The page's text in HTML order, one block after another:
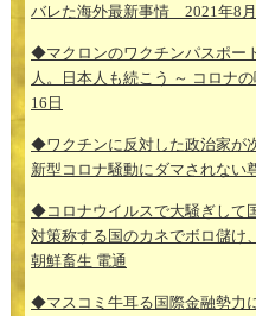
バレた海外最新事情 2021年8
◆マクロンのワクチンパスポー
人。日本人も続こう ～ コロナ
16日
◆ワクチンに反対した政治家が
新型コロナ騒動にダマされない
◆コロナウイルスで大騒ぎして
対策称する国のカネでボロ儲け
朝鮮畜生 電通
◆マスコミ牛耳る国際金融勢力